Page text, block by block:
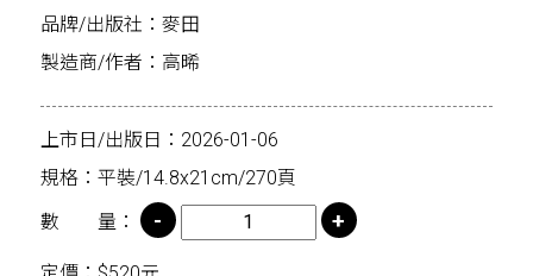
品牌/出版社：麥田
製造商/作者：高晞
上市日/出版日：2026-01-06
規格：平裝/14.8x21cm/270頁
數 量：